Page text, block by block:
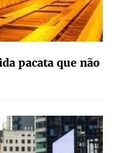
pacata que não